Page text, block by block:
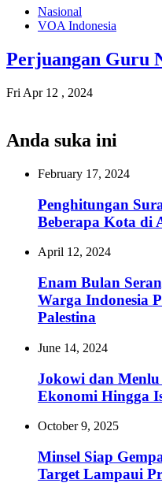
Nasional
VOA Indonesia
Perjuangan Guru
Fri Apr 12 , 2024
Anda suka ini
February 17, 2024
Penghitungan
Beberapa Kota di
April 12, 2024
Enam Bulan
Warga Indonesia
Palestina
June 14, 2024
Jokowi dan
Ekonomi Hingga
October 9, 2025
Minsel Siap
Target Lampaui